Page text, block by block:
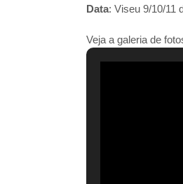
Data: Viseu 9/10/11
Veja a galeria de